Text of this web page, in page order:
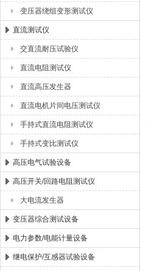
变压器绕组变形测试仪
直流测试仪
交直流耐压试验仪
直流电阻测试仪
直流高压发生器
直流电机片间电压测试仪
手持式直流电阻测试仪
手持式变比测试仪
高压电气试验设备
高压开关/回路电阻测试仪
大电流发生器
变压器综合测试设备
电力参数/电能计量设备
继电保护/互感器试验设备